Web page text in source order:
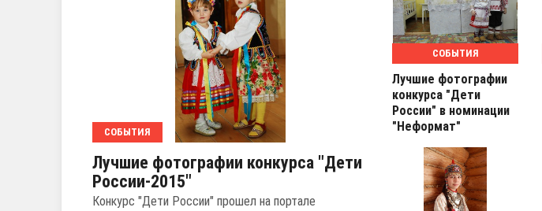
СОБЫТИЯ
Лучшие фотографии конкурса "Дети
России-2015"
Конкурс "Дети России" прошел на портале
СОБЫТИЯ
Лучшие фотографии
конкурса "Дети
России" в номинации
"Неформат"